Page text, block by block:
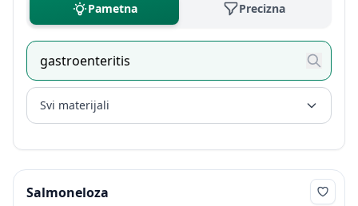
Pametna Precizna
Svi materijali
Salmoneloza